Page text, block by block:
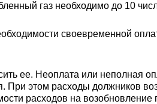
газ необходимо до 10
своевременной
ее. Неоплата или неполная
При этом расходы должников
расходов на возобновление